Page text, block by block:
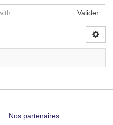
Valider
Nos partenaires :